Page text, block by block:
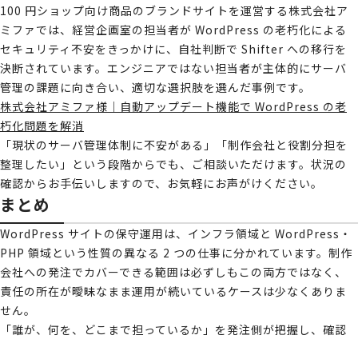
100 円ショップ向け商品のブランドサイトを運営する株式会社ア
ミファでは、経営企画室の担当者が WordPress の老朽化による
セキュリティ不安をきっかけに、自社判断で Shifter への移行を
決断されています。エンジニアではない担当者が主体的にサーバ
管理の課題に向き合い、適切な選択肢を選んだ事例です。
株式会社アミファ様｜自動アップデート機能で WordPress の老
朽化問題を解消
「現状のサーバ管理体制に不安がある」「制作会社と役割分担を
整理したい」という段階からでも、ご相談いただけます。状況の
確認からお手伝いしますので、お気軽にお声がけください。
まとめ
WordPress サイトの保守運用は、インフラ領域と WordPress・
PHP 領域という性質の異なる 2 つの仕事に分かれています。制作
会社への発注でカバーできる範囲は必ずしもこの両方ではなく、
責任の所在が曖昧なまま運用が続いているケースは少なくありま
せん。
「誰が、何を、どこまで担っているか」を発注側が把握し、確認